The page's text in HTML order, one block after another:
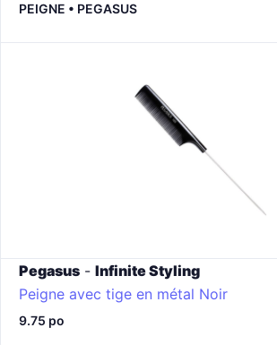
PEIGNE • PEGASUS
Pegasus - Infinite Styling
Peigne avec tige en métal Noir
9.75 po